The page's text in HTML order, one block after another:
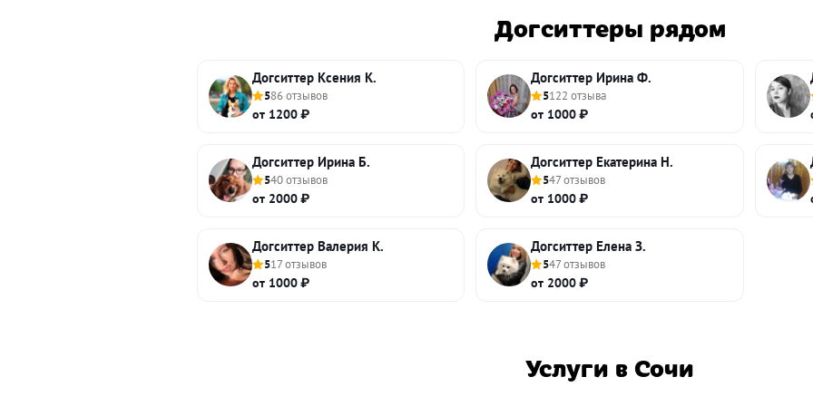
Догситтеры рядом
Догситтер Ксения К.
586 отзывов
от 1200 ₽
Догситтер Ирина Ф.
5122 отзыва
от 1000 ₽
Догситтер Ирина Б.
540 отзывов
от 2000 ₽
Догситтер Екатерина Н.
547 отзывов
от 1000 ₽
Догситтер Валерия К.
517 отзывов
от 1000 ₽
Догситтер Елена З.
547 отзывов
от 2000 ₽
Услуги в Сочи